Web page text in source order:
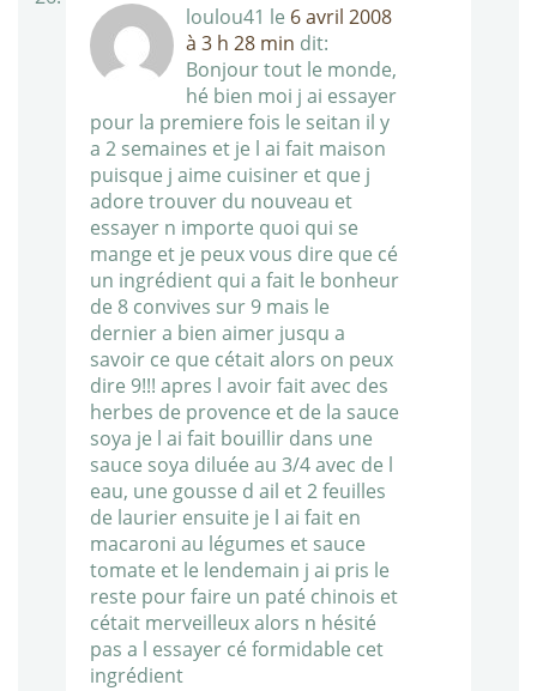
loulou41 le 6 avril 2008
à 3 h 28 min dit:
Bonjour tout le monde,
hé bien moi j ai essayer
pour la premiere fois le seitan il y
a 2 semaines et je l ai fait maison
puisque j aime cuisiner et que j
adore trouver du nouveau et
essayer n importe quoi qui se
mange et je peux vous dire que cé
un ingrédient qui a fait le bonheur
de 8 convives sur 9 mais le
dernier a bien aimer jusqu a
savoir ce que cétait alors on peux
dire 9!!! apres l avoir fait avec des
herbes de provence et de la sauce
soya je l ai fait bouillir dans une
sauce soya diluée au 3/4 avec de l
eau, une gousse d ail et 2 feuilles
de laurier ensuite je l ai fait en
macaroni au légumes et sauce
tomate et le lendemain j ai pris le
reste pour faire un paté chinois et
cétait merveilleux alors n hésité
pas a l essayer cé formidable cet
ingrédient